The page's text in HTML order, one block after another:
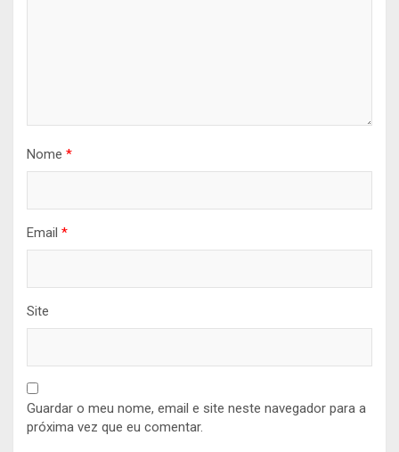
Nome *
Email *
Site
Guardar o meu nome, email e site neste navegador para a
próxima vez que eu comentar.